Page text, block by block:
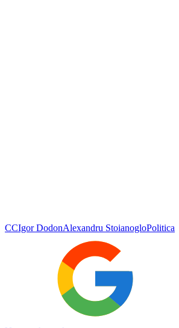
CCIgor DodonAlexandru StoianogloPolitica